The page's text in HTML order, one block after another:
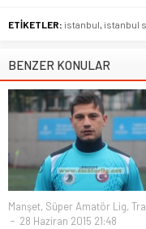
ETİKETLER: istanbul istanbul
BENZER KONULAR
Manşet, Süper Amatör Lig,
28 Haziran 2015 21:48